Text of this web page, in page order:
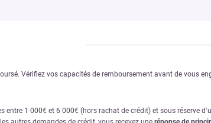
Vérifiez vos capacités de remboursement avant de vous
entre 1 000€ et 6 000€ (hors rachat de crédit) et sous réserve